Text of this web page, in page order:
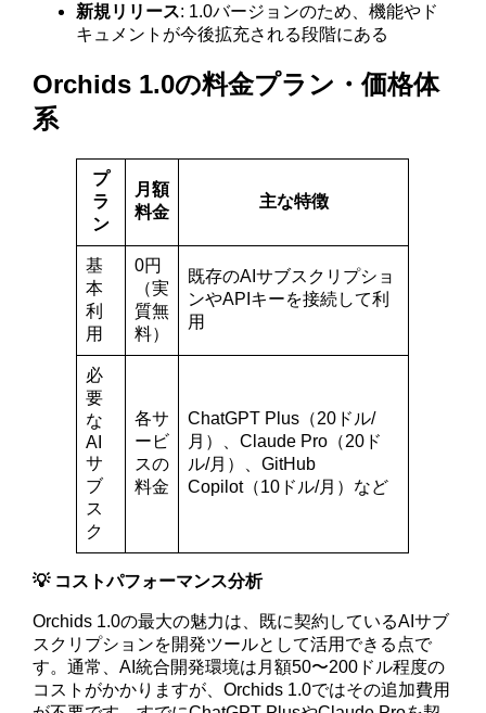
新規リリース: 1.0バージョンのため、機能やド
キュメントが今後拡充される段階にある
Orchids 1.0の料金プラン・価格体
系
プ
ラ
ン
月額
料金
主な特徴
基
本
利
用
0円
（実
質無
料）
既存のAIサブスクリプショ
ンやAPIキーを接続して利
用
必
要
な
AI
サ
ブ
ス
ク
各サ
ービ
スの
料金
ChatGPT Plus（20ドル/
月）、Claude Pro（20ド
ル/月）、GitHub
Copilot（10ドル/月）など
💡 コストパフォーマンス分析
Orchids 1.0の最大の魅力は、既に契約しているAIサブ
スクリプションを開発ツールとして活用できる点で
す。通常、AI統合開発環境は月額50〜200ドル程度の
コストがかかりますが、Orchids 1.0ではその追加費用